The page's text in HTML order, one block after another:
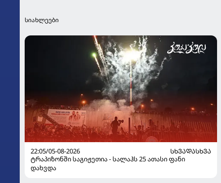
სიახლეები
22:05/05-08-2026
ᲡᲮᲕᲐᲓᲐᲡᲮᲕᲐ
ტრაპიზონში საგიჟეთია - სალაჰს 25 ათასი ფანი
დახვდა